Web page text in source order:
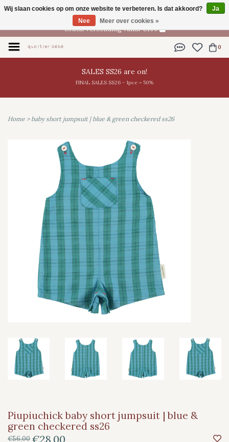
NL
Gratis verzending vanaf €100
0
SALES SS26 are on!
FINAL SALES SS26 - 1pce = 50%
Home > baby short jumpsuit | blue & green checkered ss26
Piupiuchick baby short jumpsuit | blue &
green checkered ss26
€56,00 €28,00
Wij slaan cookies op om onze website te verbeteren. Is dat akkoord?
Ja
Nee
Meer over cookies »